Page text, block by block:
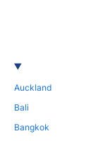
Auckland
Bali
Bangkok